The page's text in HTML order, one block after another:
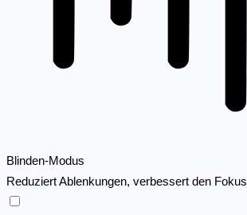
Blinden-Modus
Reduziert Ablenkungen, verbessert den Fokus